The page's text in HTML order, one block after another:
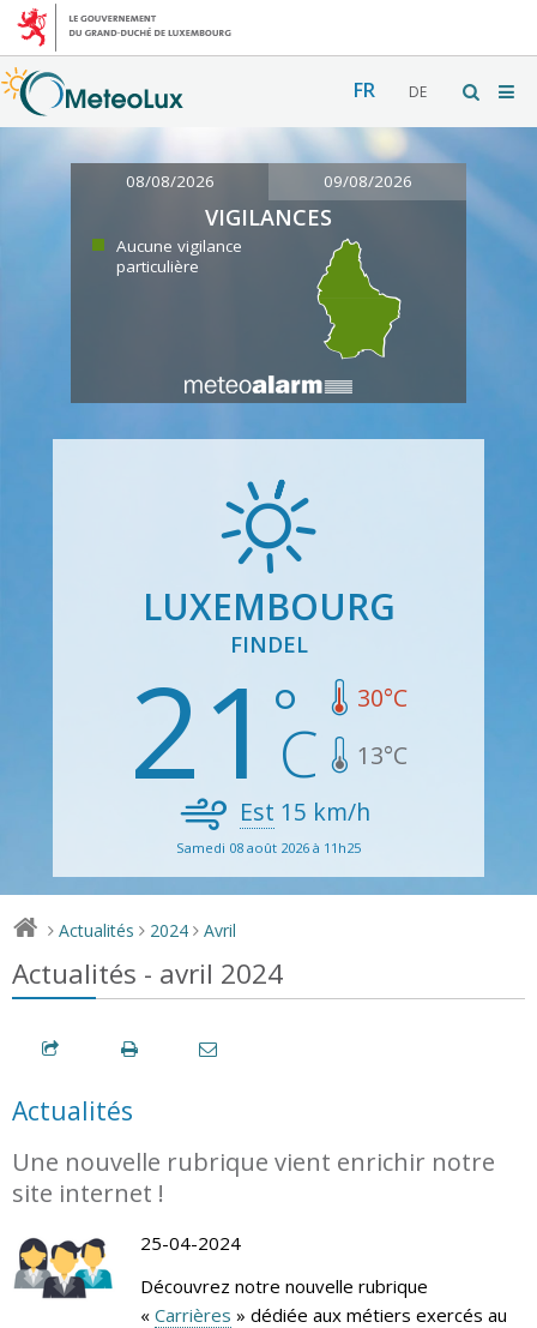
FR DE
08/08/2026 09/08/2026
VIGILANCES
Aucune vigilance
particulière
LUXEMBOURG
FINDEL
21 30°C
13°C
Est 15 km/h
Samedi 08 août 2026 à 11h25
> Actualités > 2024 > Avril
Actualités - avril 2024
Actualités
Une nouvelle rubrique vient enrichir notre
site internet !
25-04-2024
Découvrez notre nouvelle rubrique
« Carrières » dédiée aux métiers exercés au